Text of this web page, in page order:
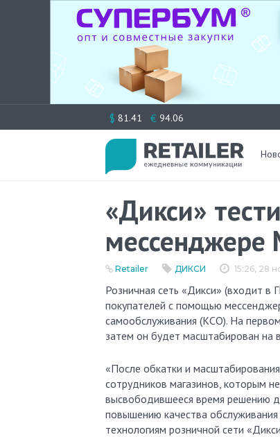
к
$ 81.41 € 94.06
«Дикси»
мессенджере
15:26, 28
Retailer ДИКСИ
Розничная сеть «Дикси» (входит в ГК «Магнит») внедряет в магазинах технологию подтверждения возраста
покупателей с помощью
самообслуживания (КСО). На
затем он будет масштабирован на
«После обкатки и
сотрудников магазинов, которым
высвободившееся время решению
повышению качества
технологиям розничной сети